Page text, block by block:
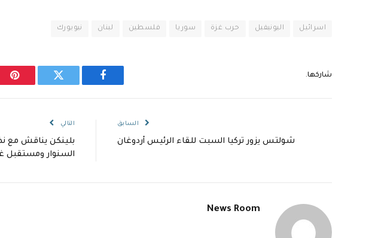
اسرائيل اليونيفيل حرب غزة سوريا فلسطين لبنان نيويورك
شاركها.
فيسبوك تويتر
السابق
شولتس يزور تركيا السبت للقاء الرئيس أردوغان
التالي
بلينكن يناقش مع
السنوار ومستقبل
News Room